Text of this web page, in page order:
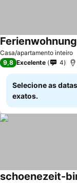
Casa/apartamento inteiro
9,8 Excelente 4
Selecione as
exatos.
schoenezeit-